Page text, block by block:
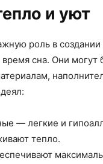
и уют
роль в
сна. Они могут
— легкие и
тепло.